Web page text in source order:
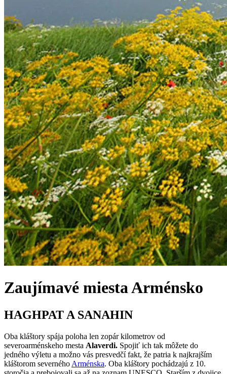
Zaujímavé miestaArménsko
HAGHPAT A SANAHIN
Oba kláštory spája poloha len zopár kilometrov od
severoarménskeho mesta Alaverdi. Spojiť ich tak môžete do
jedného výletu a možno vás presvedčí fakt, že patria k najkrajším
kláštorom severného Arménska. Oba kláštory pochádzajú z 10.